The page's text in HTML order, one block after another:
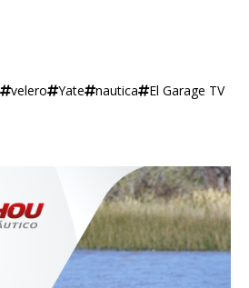
velero Yate nautica El Garage TV